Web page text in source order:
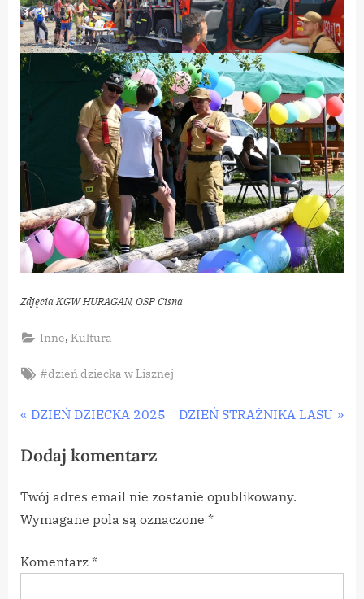
Zdjęcia KGW HURAGAN, OSP Cisna
Inne,Kultura
Tags:
#dzień dziecka w Lisznej
Nawigacja
wpisu
P
e
i
o
s
DZIEŃ DZIECKA 2025
N
P
o
t
DZIEŃ STRAŻNIKA LASU
Dodaj komentarz
Twój adres email nie zostanie opublikowany.
Wymagane pola są oznaczone *
Komentarz *